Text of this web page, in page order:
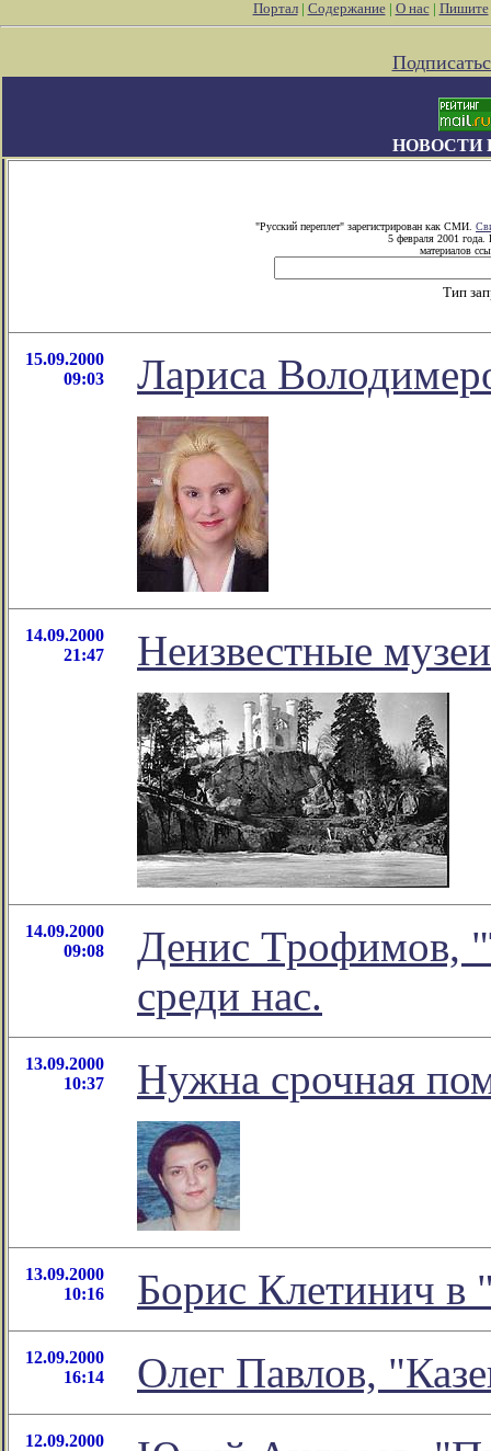
Портал| Содержание| О нас| Пишите
НОВОСТИ
"Русский переплет" зарегистрирован как СМИ.
5 февраля 2001 года.
материалов
Тип
15.09.2000
09:03
Лариса
14.09.2000
21:47
Неизвестные
14.09.2000
09:08
Денис Трофимов,
среди нас.
13.09.2000
10:37
Нужна срочная
13.09.2000
10:16
Борис Клетинич в
12.09.2000
16:14
Олег Павлов,
12.09.2000